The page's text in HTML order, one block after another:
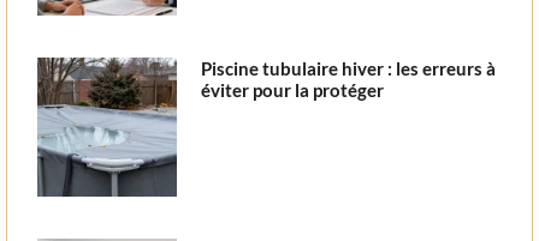
Piscine tubulaire hiver : les erreurs à
éviter pour la protéger